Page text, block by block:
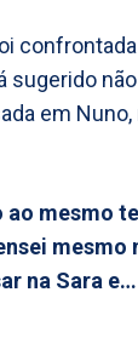
sugerido
em
ao mesmo
mesmo
na Sara